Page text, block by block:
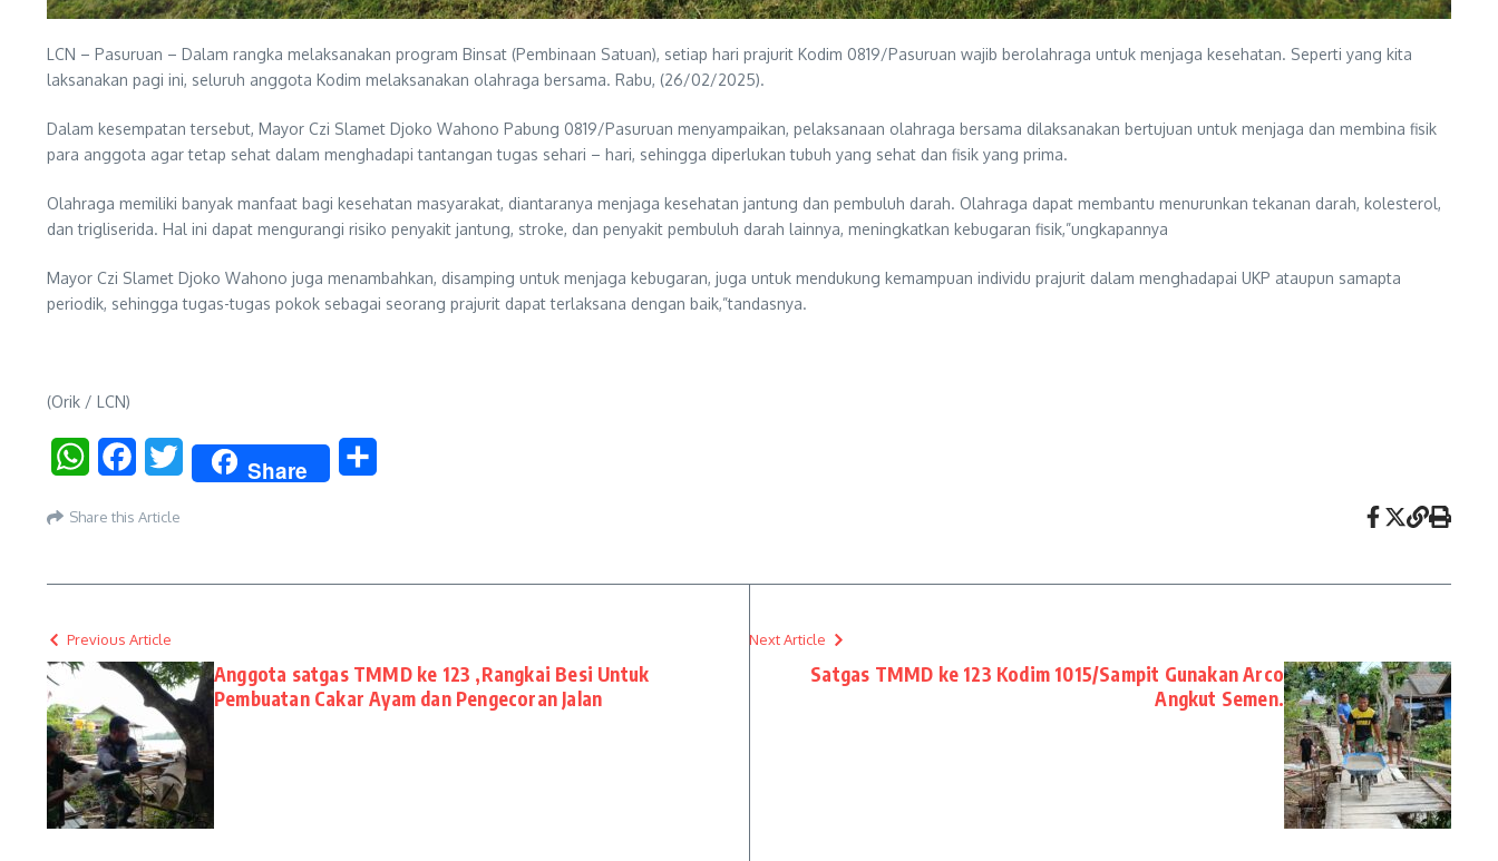
LCN – Pasuruan – Dalam rangka melaksanakan program Binsat (Pembinaan Satuan), setiap hari prajurit Kodim 0819/Pasuruan wajib berolahraga untuk menjaga kesehatan. Seperti yang kita
laksanakan pagi ini, seluruh anggota Kodim melaksanakan olahraga bersama. Rabu, (26/02/2025).
Dalam kesempatan tersebut, Mayor Czi Slamet Djoko Wahono Pabung 0819/Pasuruan menyampaikan, pelaksanaan olahraga bersama dilaksanakan bertujuan untuk menjaga dan membina fisik
para anggota agar tetap sehat dalam menghadapi tantangan tugas sehari – hari, sehingga diperlukan tubuh yang sehat dan fisik yang prima.
Olahraga memiliki banyak manfaat bagi kesehatan masyarakat, diantaranya menjaga kesehatan jantung dan pembuluh darah. Olahraga dapat membantu menurunkan tekanan darah, kolesterol,
dan trigliserida. Hal ini dapat mengurangi risiko penyakit jantung, stroke, dan penyakit pembuluh darah lainnya, meningkatkan kebugaran fisik,”ungkapannya
Mayor Czi Slamet Djoko Wahono juga menambahkan, disamping untuk menjaga kebugaran, juga untuk mendukung kemampuan individu prajurit dalam menghadapai UKP ataupun samapta
periodik, sehingga tugas-tugas pokok sebagai seorang prajurit dapat terlaksana dengan baik,”tandasnya.
(Orik / LCN)
WhatsAppFacebookTwitter Share
Share this Article
Previous Article
Anggota satgas TMMD ke 123 ,Rangkai Besi Untuk
Pembuatan Cakar Ayam dan Pengecoran Jalan
Next Article
Satgas TMMD ke 123 Kodim 1015/Sampit Gunakan Arco
Angkut Semen.